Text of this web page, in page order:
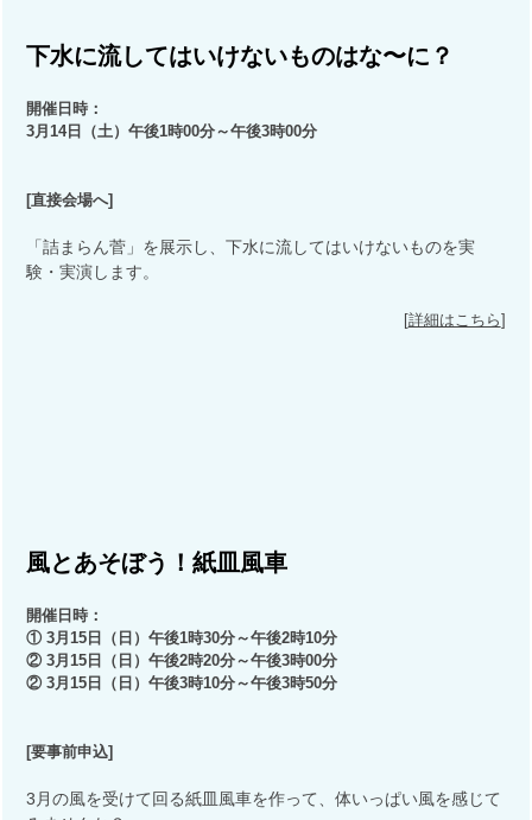
下水に流してはいけないものはな〜に？
開催日時：
3月14日（土）午後1時00分～午後3時00分
[直接会場へ]
「詰まらん菅」を展示し、下水に流してはいけないものを実
験・実演します。
[詳細はこちら]
風とあそぼう！紙皿風車
開催日時：
① 3月15日（日）午後1時30分～午後2時10分
②3月15日（日）午後2時20分～午後3時00分
②3月15日（日）午後3時10分～午後3時50分
[要事前申込]
3月の風を受けて回る紙皿風車を作って、体いっぱい風を感じて